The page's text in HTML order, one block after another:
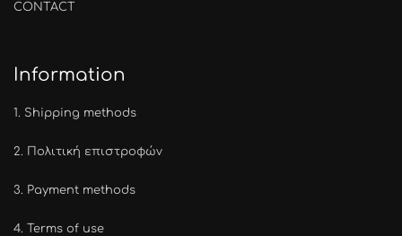
CONTACT
Information
1. Shipping methods
2. Πολιτική επιστροφών
3. Payment methods
4. Terms of use